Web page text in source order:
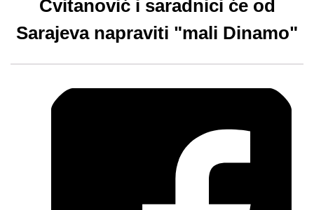
Cvitanović i saradnici će od
Sarajeva napraviti "mali Dinamo"